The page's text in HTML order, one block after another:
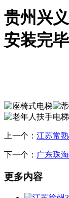
贵州兴
安装完毕
上一个： 江苏常
下一个： 广东珠
更多内容